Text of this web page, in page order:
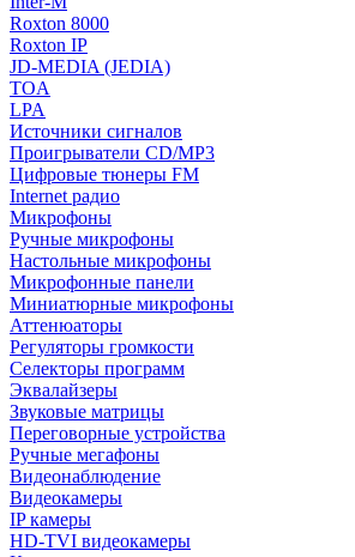
Roxton 8000
Roxton IP
JD-MEDIA (JEDIA)
TOA
LPA
Источники сигналов
Проигрыватели CD/MP3
Цифровые тюнеры FM
Internet радио
Микрофоны
Ручные микрофоны
Настольные микрофоны
Микрофонные панели
Миниатюрные микрофоны
Аттенюаторы
Регуляторы громкости
Селекторы программ
Эквалайзеры
Звуковые матрицы
Переговорные устройства
Ручные мегафоны
Видеонаблюдение
Видеокамеры
IP камеры
HD-TVI видеокамеры